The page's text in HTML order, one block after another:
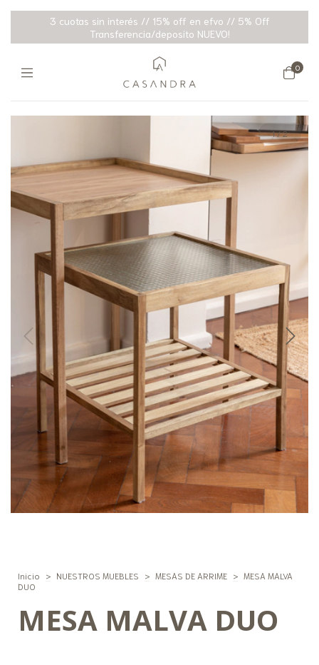
3 cuotas sin interés // 15% off en efvo // 5% Off
Transferencia/deposito NUEVO!
0
1/2
Inicio > NUESTROS MUEBLES > MESAS DE ARRIME > MESA MALVA
DUO
MESA MALVA DUO